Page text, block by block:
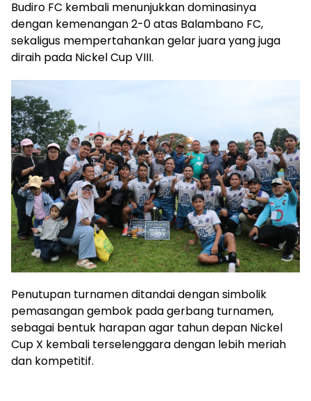
Budiro FC kembali menunjukkan dominasinya
dengan kemenangan 2-0 atas Balambano FC,
sekaligus mempertahankan gelar juara yang juga
diraih pada Nickel Cup VIII.
Penutupan turnamen ditandai dengan simbolik
pemasangan gembok pada gerbang turnamen,
sebagai bentuk harapan agar tahun depan Nickel
Cup X kembali terselenggara dengan lebih meriah
dan kompetitif.